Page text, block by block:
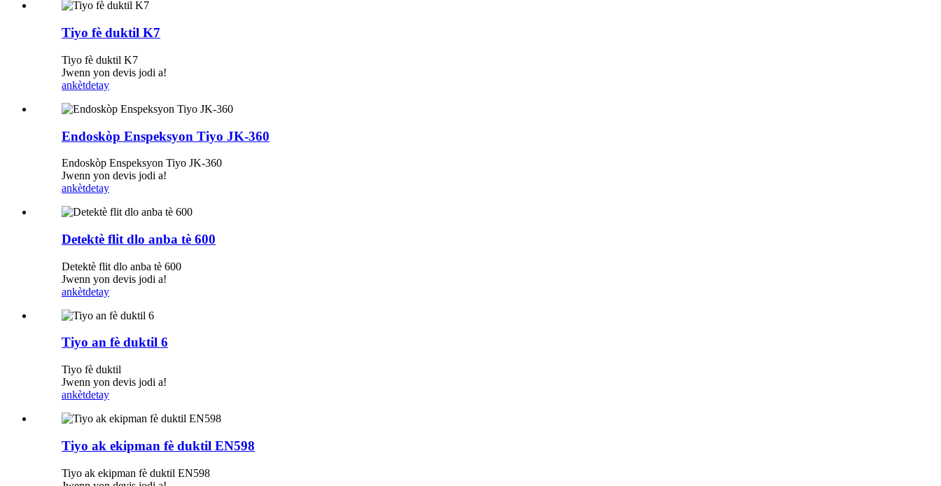
Tiyo fè duktil K7
Tiyo fè duktil K7
Jwenn yon devis jodi a!
ankètdetay
Endoskòp Enspeksyon Tiyo JK-360
Endoskòp Enspeksyon Tiyo JK-360
Jwenn yon devis jodi a!
ankètdetay
Detektè flit dlo anba tè 600
Detektè flit dlo anba tè 600
Jwenn yon devis jodi a!
ankètdetay
Tiyo an fè duktil 6
Tiyo fè duktil
Jwenn yon devis jodi a!
ankètdetay
Tiyo ak ekipman fè duktil EN598
Tiyo ak ekipman fè duktil EN598